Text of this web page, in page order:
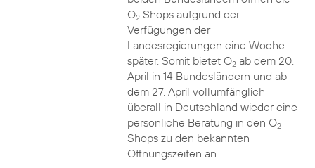
O2Shops aufgrund der
Verfügungen der
Landesregierungen eine Woche
später. Somit bietet O2ab dem 20.
April in 14 Bundesländern und ab
dem 27. April vollumfänglich
überall in Deutschland wieder eine
persönliche Beratung in den O2
Shops zu den bekannten
Öffnungszeiten an.